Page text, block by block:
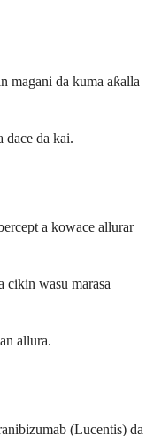
magani da kuma aƙalla
dace da kai.
a kowace allurar
cikin wasu marasa
allura.
(Lucentis) da